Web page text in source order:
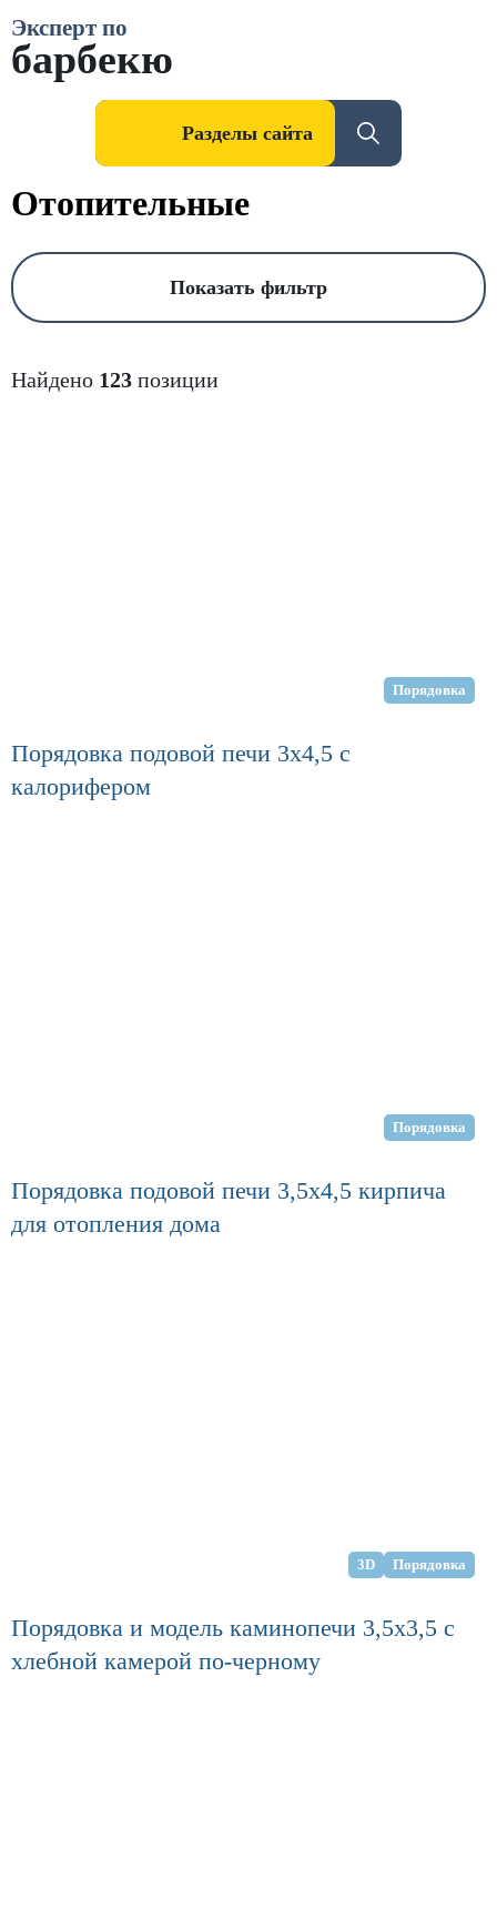
Эксперт по
барбекю
Разделы сайта
Отопительные
Показать фильтр
Найдено 123 позиции
Порядовка
Порядовка подовой печи 3х4,5 с
калорифером
Порядовка
Порядовка подовой печи 3,5х4,5 кирпича
для отопления дома
3D Порядовка
Порядовка и модель каминопечи 3,5х3,5 с
хлебной камерой по-черному